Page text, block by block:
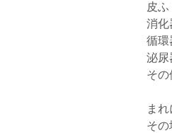
皮
消化
循環
泌尿
その
ま
その